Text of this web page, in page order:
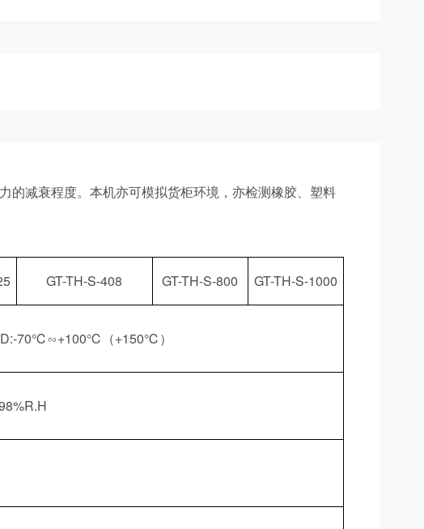
的减衰程度。本机亦可模拟货柜环境，亦检测橡胶、塑料
GT-TH-S-408 GT-TH-S-800 GT-TH-S-1000
70℃∽+100℃（+150℃）